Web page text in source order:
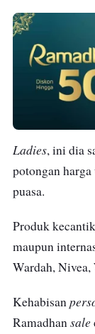
Ladies, ini dia
potongan
puasa.
Produk
maupun
Wardah,
Kehabisan
Ramadhansale